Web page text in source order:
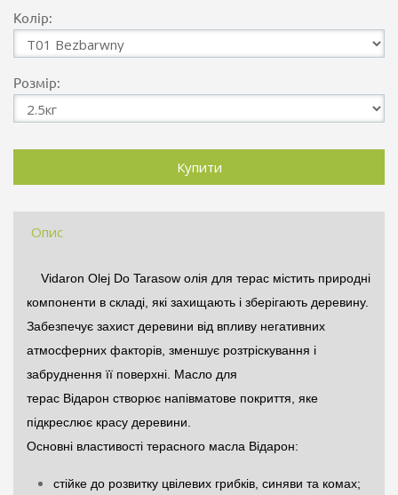
Колір:
Розмір:
Опис
Vidaron Olej Do Tarasow олія для терас містить природні
компоненти в складі, які захищають і зберігають деревину.
Забезпечує захист деревини від впливу негативних
атмосферних факторів, зменшує розтріскування і
забруднення її поверхні. Масло для
терас Відарон створює напівматове покриття, яке
підкреслює красу деревини.
Основні властивості терасного масла Відарон:
стійке до розвитку цвілевих грибків, синяви та комах;